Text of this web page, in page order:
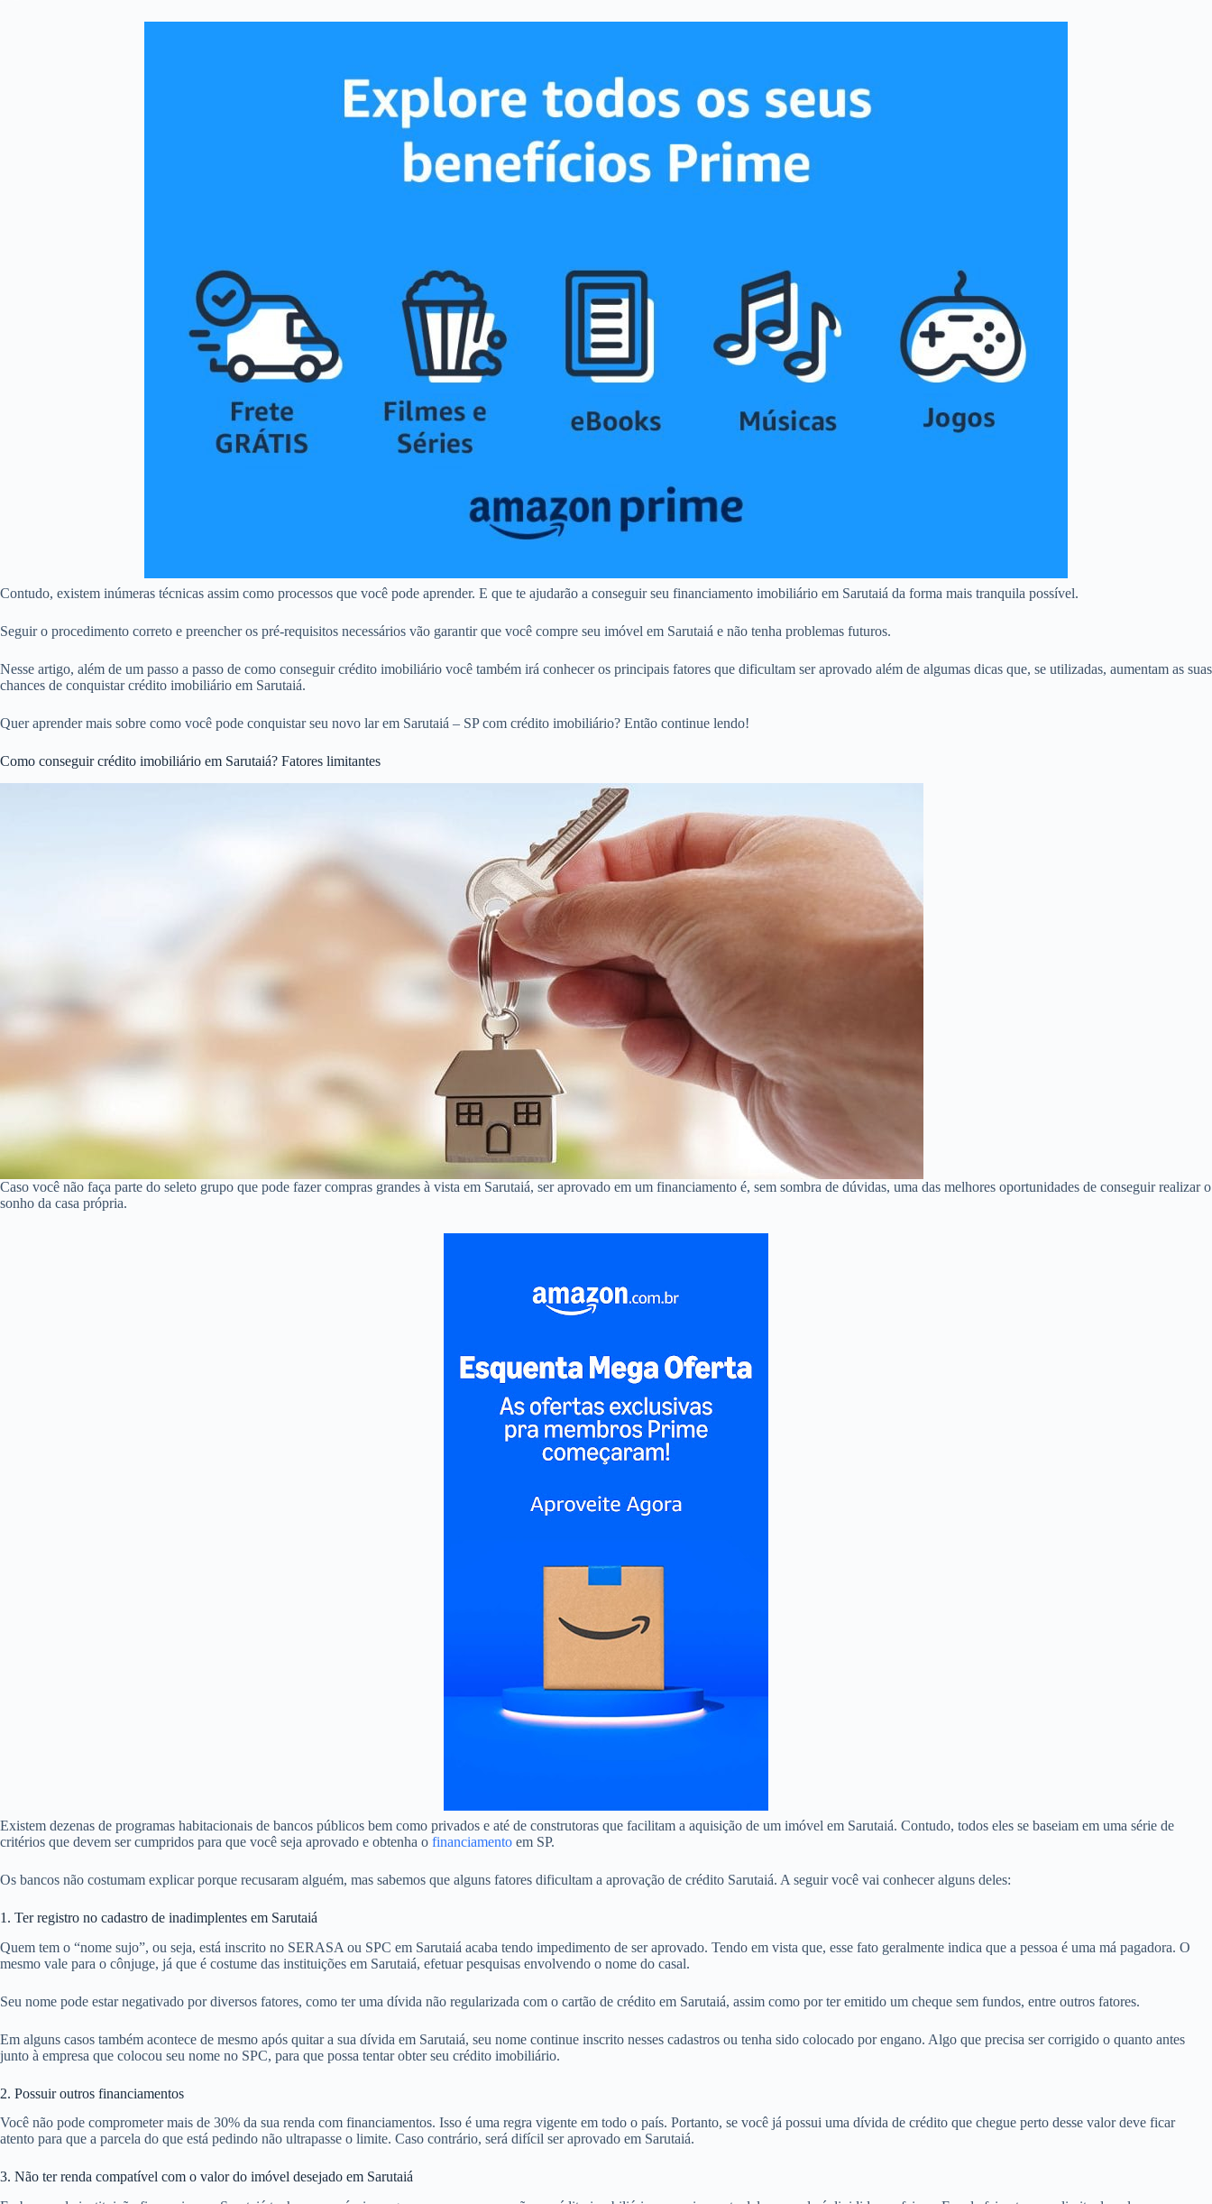
Contudo, existem inúmeras técnicas assim como processos que você pode aprender. E que te ajudarão a conseguir seu financiamento imobiliário em Sarutaiá da forma mais tranquila possível.
Seguir o procedimento correto e preencher os pré-requisitos necessários vão garantir que você compre seu imóvel em Sarutaiá e não tenha problemas futuros.
Nesse artigo, além de um passo a passo de como conseguir crédito imobiliário você também irá conhecer os principais fatores que dificultam ser aprovado além de algumas dicas que, se utilizadas, aumentam as suas
chances de conquistar crédito imobiliário em Sarutaiá.
Quer aprender mais sobre como você pode conquistar seu novo lar em Sarutaiá – SP com crédito imobiliário? Então continue lendo!
Como conseguir crédito imobiliário em Sarutaiá? Fatores limitantes
Caso você não faça parte do seleto grupo que pode fazer compras grandes à vista em Sarutaiá, ser aprovado em um financiamento é, sem sombra de dúvidas, uma das melhores oportunidades de conseguir realizar o
sonho da casa própria.
Existem dezenas de programas habitacionais de bancos públicos bem como privados e até de construtoras que facilitam a aquisição de um imóvel em Sarutaiá. Contudo, todos eles se baseiam em uma série de
critérios que devem ser cumpridos para que você seja aprovado e obtenha o financiamento em SP.
Os bancos não costumam explicar porque recusaram alguém, mas sabemos que alguns fatores dificultam a aprovação de crédito Sarutaiá. A seguir você vai conhecer alguns deles:
1. Ter registro no cadastro de inadimplentes em Sarutaiá
Quem tem o “nome sujo”, ou seja, está inscrito no SERASA ou SPC em Sarutaiá acaba tendo impedimento de ser aprovado. Tendo em vista que, esse fato geralmente indica que a pessoa é uma má pagadora. O
mesmo vale para o cônjuge, já que é costume das instituições em Sarutaiá, efetuar pesquisas envolvendo o nome do casal.
Seu nome pode estar negativado por diversos fatores, como ter uma dívida não regularizada com o cartão de crédito em Sarutaiá, assim como por ter emitido um cheque sem fundos, entre outros fatores.
Em alguns casos também acontece de mesmo após quitar a sua dívida em Sarutaiá, seu nome continue inscrito nesses cadastros ou tenha sido colocado por engano. Algo que precisa ser corrigido o quanto antes
junto à empresa que colocou seu nome no SPC, para que possa tentar obter seu crédito imobiliário.
2. Possuir outros financiamentos
Você não pode comprometer mais de 30% da sua renda com financiamentos. Isso é uma regra vigente em todo o país. Portanto, se você já possui uma dívida de crédito que chegue perto desse valor deve ficar
atento para que a parcela do que está pedindo não ultrapasse o limite. Caso contrário, será difícil ser aprovado em Sarutaiá.
3. Não ter renda compatível com o valor do imóvel desejado em Sarutaiá